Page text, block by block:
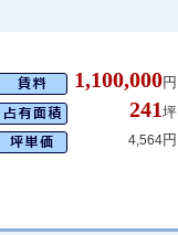
1,100,000円
241 坪
4,564円